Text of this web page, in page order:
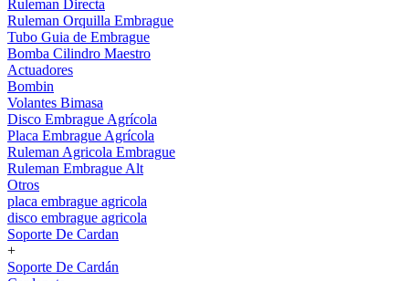
Ruleman Directa
Ruleman Orquilla Embrague
Tubo Guia de Embrague
Bomba Cilindro Maestro
Actuadores
Bombin
Volantes Bimasa
Disco Embrague Agrícola
Placa Embrague Agrícola
Ruleman Agricola Embrague
Ruleman Embrague Alt
Otros
placa embrague agricola
disco embrague agricola
Soporte De Cardan
+
Soporte De Cardán